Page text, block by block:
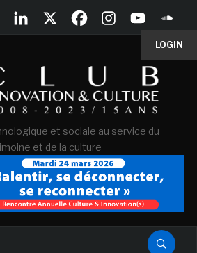
LOGIN
et sociale au service du
et de la culture